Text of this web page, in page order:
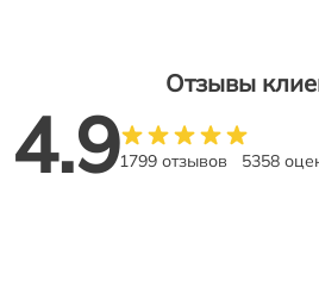
Отзывы
4.91799 отзывов 5358